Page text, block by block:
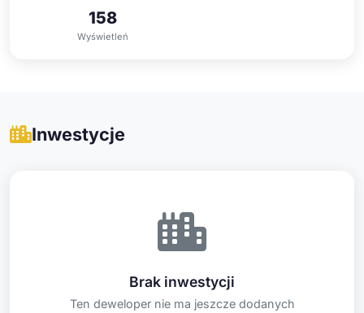
158
Wyświetleń
Inwestycje
Brak inwestycji
Ten deweloper nie ma jeszcze dodanych